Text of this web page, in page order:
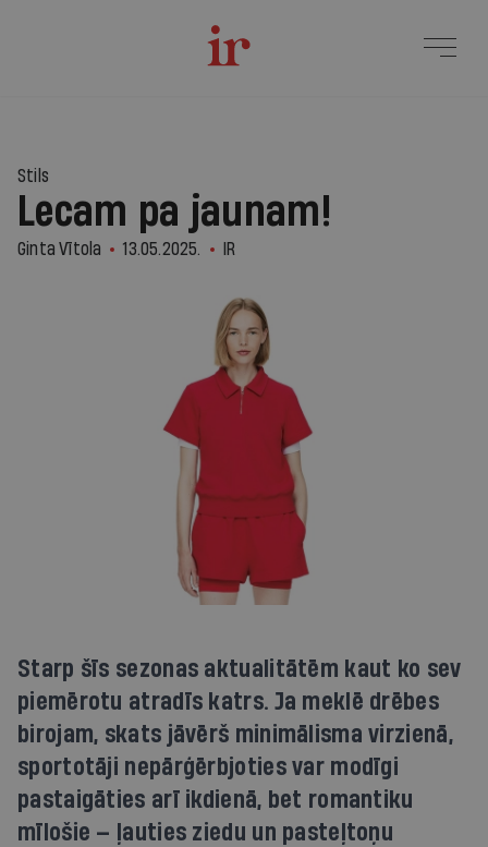
Stils
Lecam pa jaunam!
Ginta Vītola 13.05.2025. IR
Starp šīs sezonas aktualitātēm kaut ko sev
piemērotu atradīs katrs. Ja meklē drēbes
birojam, skats jāvērš minimālisma virzienā,
sportotāji nepārģērbjoties var modīgi
pastaigāties arī ikdienā, bet romantiku
mīlošie — ļauties ziedu un pasteļtoņu